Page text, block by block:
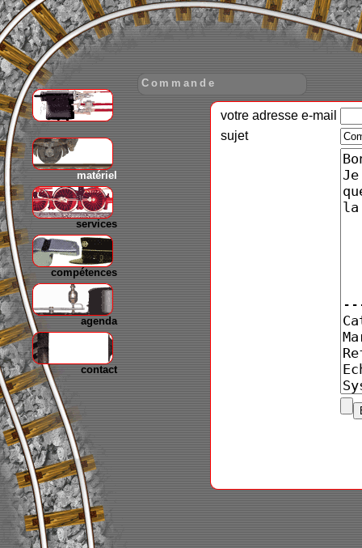
matériel
services
compétences
agenda
contact
Commande
votre adresse e-mail
sujet